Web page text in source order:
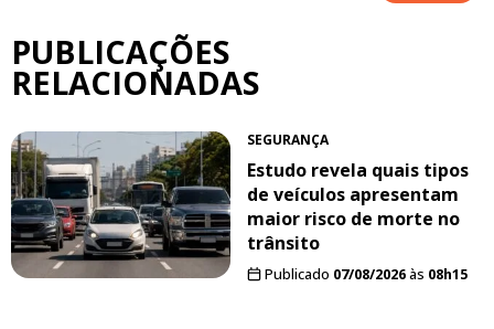
PUBLICAÇÕES
RELACIONADAS
SEGURANÇA
Estudo revela quais tipos
de veículos apresentam
maior risco de morte no
trânsito
Publicado 07/08/2026às 08h15